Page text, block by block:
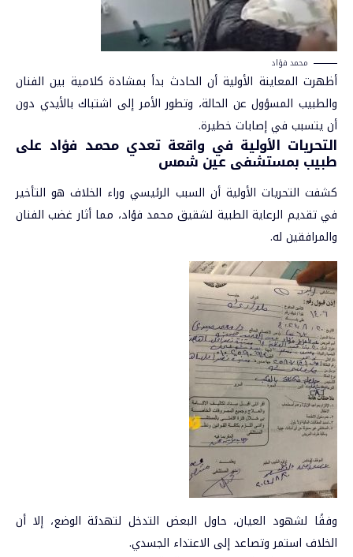
محمد فؤاد
أظهرت المعاينة الأولية أن الحادث بدأ بمشادة كلامية بين الفنان
والطبيب المسؤول عن الحالة، وتطور الأمر إلى اشتباك بالأيدي دون
أن يتسبب في إصابات خطيرة.
التحريات الأولية في واقعة تعدي محمد فؤاد على
طبيب بمستشفى عين شمس
كشفت التحريات الأولية أن السبب الرئيسي وراء الخلاف هو التأخير
في تقديم الرعاية الطبية لشقيق محمد فؤاد، مما أثار غضب الفنان
والمرافقين له.
وفقًا لشهود العيان، حاول البعض التدخل لتهدئة الوضع، إلا أن
الخلاف استمر وتصاعد إلى الاعتداء الجسدي.